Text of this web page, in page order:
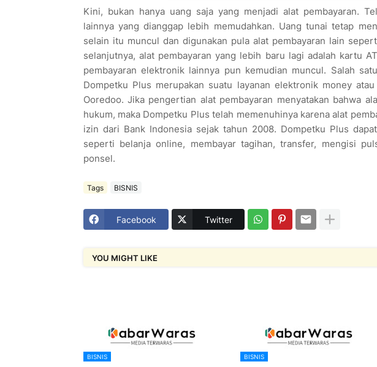
Kini, bukan hanya uang saja yang menjadi alat pembayaran.
lainnya yang dianggap lebih memudahkan. Uang tunai tetap
selain itu muncul dan digunakan pula alat pembayaran lain
selanjutnya, alat pembayaran yang lebih baru lagi adalah kartu
pembayaran elektronik lainnya pun kemudian muncul. Salah
Dompetku Plus merupakan suatu layanan elektronik money
Ooredoo. Jika pengertian alat pembayaran menyatakan bahwa
hukum, maka Dompetku Plus telah memenuhinya karena alat
izin dari Bank Indonesia sejak tahun 2008. Dompetku Plus
seperti belanja online, membayar tagihan, transfer, mengisi
ponsel.
Tags BISNIS
Facebook Twitter
YOU MIGHT LIKE
BISNIS BISNIS